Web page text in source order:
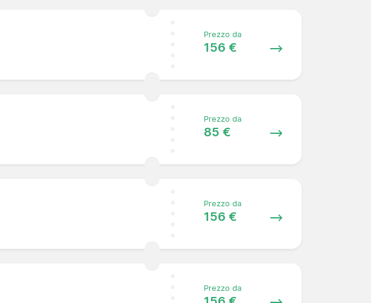
Prezzo da
156 €
Prezzo da
85 €
Prezzo da
156 €
Prezzo da